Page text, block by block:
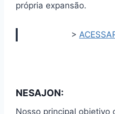
própria expansão.
>
NESAJON:
Nosso principal objetivo